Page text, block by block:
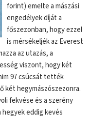
forint) emelte a mászási
engedélyek díját a
főszezonban, hogy ezzel
is mérsékeljék az Everest
az utazás, a
viszont, hogy két
97 csúcsát tették
két hegymászószezonra.
fekvése és a szerény
eddig kevés